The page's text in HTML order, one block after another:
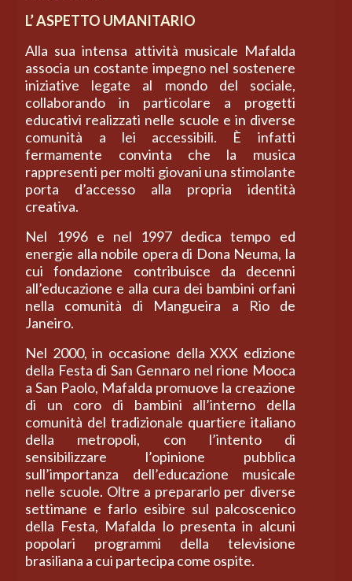
L’ ASPETTO UMANITARIO
Alla sua intensa attività musicale Mafalda
associa un costante impegno nel sostenere
iniziative legate al mondo del sociale,
collaborando in particolare a progetti
educativi realizzati nelle scuole e in diverse
comunità a lei accessibili. È infatti
fermamente convinta che la musica
rappresenti per molti giovani una stimolante
porta d’accesso alla propria identità
creativa.
Nel 1996 e nel 1997 dedica tempo ed
energie alla nobile opera di Dona Neuma, la
cui fondazione contribuisce da decenni
all’educazione e alla cura dei bambini orfani
nella comunità di Mangueira a Rio de
Janeiro.
Nel 2000, in occasione della XXX edizione
della Festa di San Gennaro nel rione Mooca
a San Paolo, Mafalda promuove la creazione
di un coro di bambini all’interno della
comunità del tradizionale quartiere italiano
della metropoli, con l’intento di
sensibilizzare l’opinione pubblica
sull’importanza dell’educazione musicale
nelle scuole. Oltre a prepararlo per diverse
settimane e farlo esibire sul palcoscenico
della Festa, Mafalda lo presenta in alcuni
popolari programmi della televisione
brasiliana a cui partecipa come ospite.